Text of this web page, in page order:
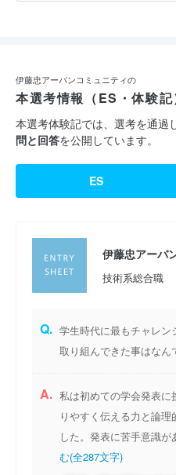
■エンジニアリング事業(分譲マ
ィスビル等)
大規模修繕工事の企画、設計・
ベーション工事等を行い、建物
伊藤忠アーバンコミュニティの
本選考情報（ES・体験記
本選考体験記では、選考を通過
問と回答を公開しています。
ES
伊藤忠アーバ
技術系総合職
Q. 学生時代に最もチャレン
取り組んできた事はなん
A. 私は初めての学会発表
りやすく伝える力と論
した。発表に苦手意識
む(全287文字)